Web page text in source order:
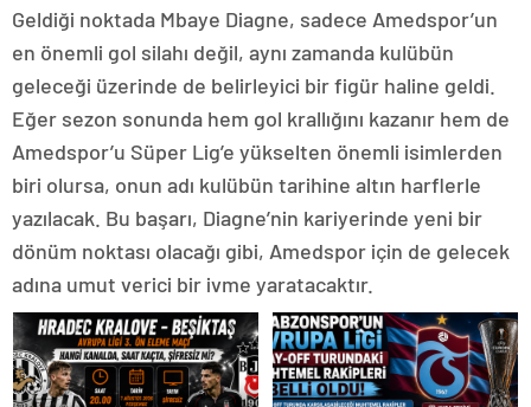
Geldiği noktada Mbaye Diagne, sadece Amedspor’un
en önemli gol silahı değil, aynı zamanda kulübün
geleceği üzerinde de belirleyici bir figür haline geldi.
Eğer sezon sonunda hem gol krallığını kazanır hem de
Amedspor’u Süper Lig’e yükselten önemli isimlerden
biri olursa, onun adı kulübün tarihine altın harflerle
yazılacak. Bu başarı, Diagne’nin kariyerinde yeni bir
dönüm noktası olacağı gibi, Amedspor için de gelecek
adına umut verici bir ivme yaratacaktır.